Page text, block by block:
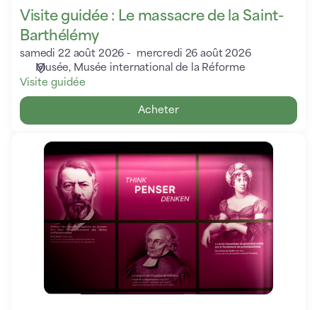
Visite guidée : Le massacre de la Saint-
Barthélémy
samedi 22 août 2026
mercredi 26 août 2026
Musée
Musée international de la Réforme
Visite guidée
Acheter
Visites
commentées
dimanche